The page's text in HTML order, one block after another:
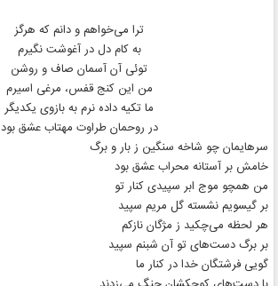
ترا می‌خواهم و دانم که هرگز
به کام دل در آغوشت نگیرم
توئی آن آسمان صاف و روشن
من این کنج قفس، مرغی اسیرم
ما تکیه داده نرم به بازوی یکدیگر
در روحمان طراوت مهتاب عشق بود
سرهایمان چو شاخه سنگین ز بار و برگ
خامش بر آستانه محراب عشق بود
من همچو موج ابر سپیدی کنار تو
بر گیسویم نشسته گل مریم سپید
هر لحظه می‌چکید ز مژگان نازکم
بر برگ دست‌های تو آن شبنم سپید
گویی فرشتگان خدا در کنار ما